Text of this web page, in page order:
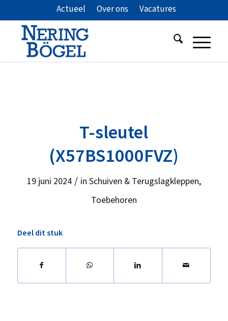
Actueel Over ons Vacatures
T-sleutel
(X57BS1000FVZ)
19 juni 2024 / in Schuiven & Terugslagkleppen,
Toebehoren
Deel dit stuk